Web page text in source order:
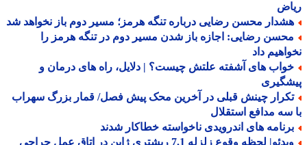
محسن رضایی درباره تنگه هرمز؛ مسیر دوم باز نخواهد شد
رضایی: اجازه باز شدن مسیر دوم در تنگه هرمز را
داد
های آشفته علتش چیست؟ | دلایل، راه های درمان و
چینش قبلی در آخرین محک پیش فصل/ قمار بزرگ سهراب
سه مدافع استقلال
های اندرویدی ناخواسته خطاکار شدند
لحظه وقوع زلزله 7.1 ریشتری ژاپن در اتاق عمل جراحی